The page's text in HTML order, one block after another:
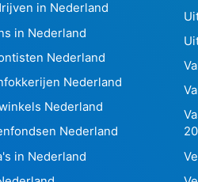
in Nederland
in Nederland
Nederland
Nederland
Nederland
Nederland
in Nederland